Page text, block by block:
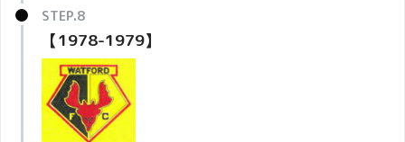
【1978-1979】